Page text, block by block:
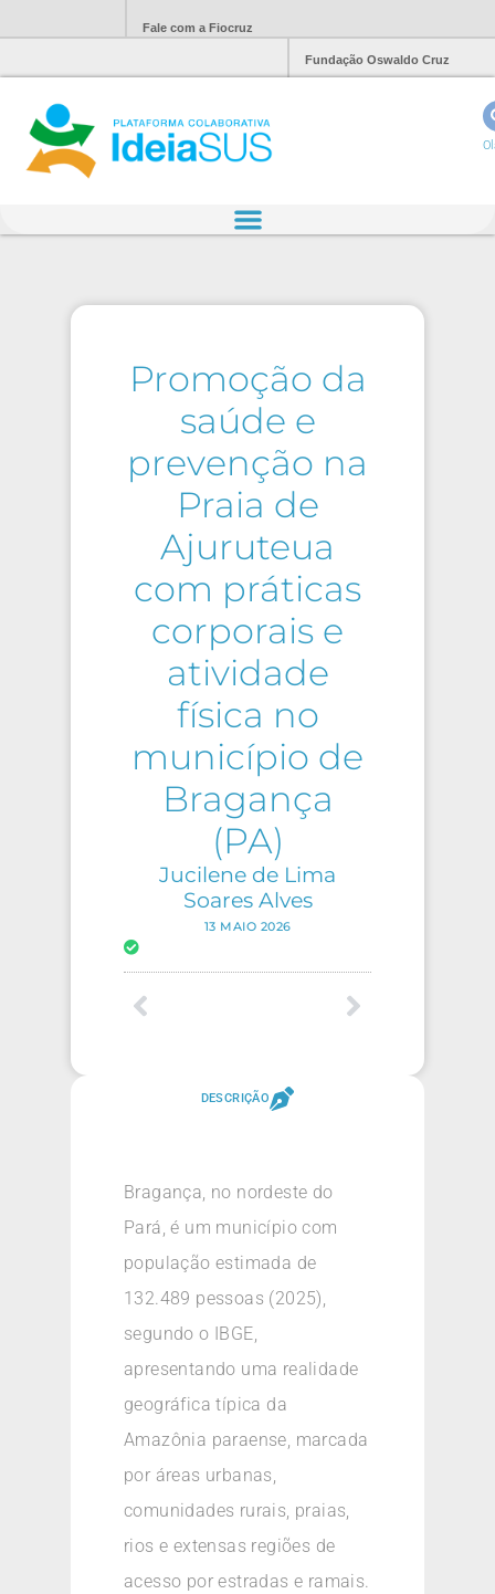
Fale com a Fiocruz
Fundação Oswaldo Cruz
Promoção da
saúde e
prevenção na
Praia de
Ajuruteua
com práticas
corporais e
atividade
física no
município de
Bragança
(PA)
Jucilene de Lima
Soares Alves
13 MAIO 2026
DESCRIÇÃO
Bragança, no nordeste do
Pará, é um município com
população estimada de
132.489 pessoas (2025),
segundo o IBGE,
apresentando uma realidade
geográfica típica da
Amazônia paraense, marcada
por áreas urbanas,
comunidades rurais, praias,
rios e extensas regiões de
acesso por estradas e ramais.